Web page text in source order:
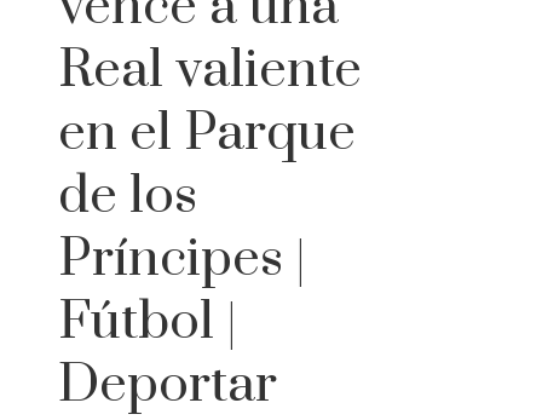
Real valiente
en el Parque
de los
Príncipes |
Fútbol |
Deportar